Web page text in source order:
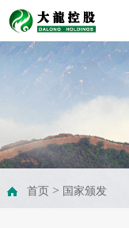
首页> 国家颁发